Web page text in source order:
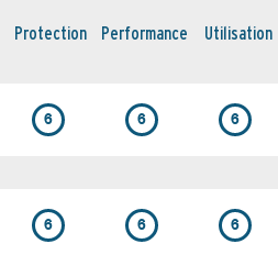
Protection Performance Utilisation
6 6 6
6 6 6